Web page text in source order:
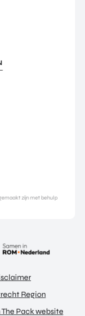
zijn met behulp
Region
The Pack website